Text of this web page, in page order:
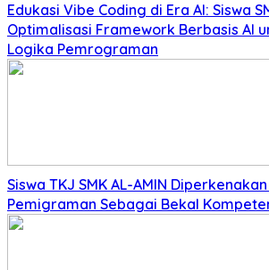
Edukasi Vibe Coding di Era AI: Siswa
Optimalisasi Framework Berbasis AI
Logika Pemrograman
Siswa TKJ SMK AL-AMIN
Pemigraman Sebagai Bekal